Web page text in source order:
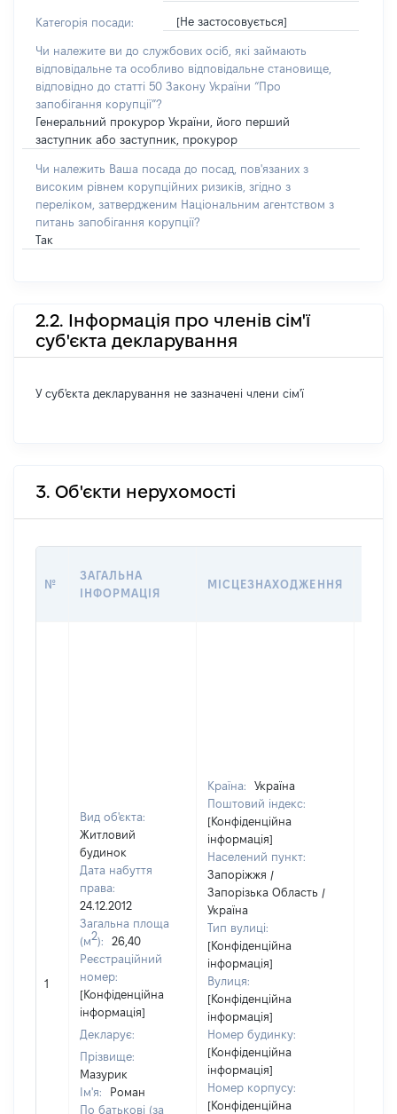
Категорія посади: [Не застосовується]
Чи належите ви до службових осіб, які займають
відповідальне та особливо відповідальне становище,
відповідно до статті 50 Закону України “Про
запобігання корупції”?
Генеральний прокурор України, його перший
заступник або заступник, прокурор
Чи належить Ваша посада до посад, пов'язаних з
високим рівнем корупційних ризиків, згідно з
переліком, затвердженим Національним агентством з
питань запобігання корупції?
Так
2.2. Інформація про членів сім'ї
суб'єкта декларування
У суб'єкта декларування не зазначені члени сім'ї
3. Об'єкти нерухомості
№
ЗАГАЛЬНА
ІНФОРМАЦІЯ
МІСЦЕЗНАХОДЖЕННЯ
1
Вид об'єкта:
Житловий
будинок
Дата набуття
права:
24.12.2012
Загальна площа
(м2):
26,40
Реєстраційний
номер:
[Конфіденційна
інформація]
Декларує:
Прізвище:
Мазурик
Ім'я:
Роман
По батькові (за
Країна:
Україна
Поштовий індекс:
[Конфіденційна
інформація]
Населений пункт:
Запоріжжя /
Запорізька Область /
Україна
Тип вулиці:
[Конфіденційна
інформація]
Вулиця:
[Конфіденційна
інформація]
Номер будинку:
[Конфіденційна
інформація]
Номер корпусу:
[Конфіденційна